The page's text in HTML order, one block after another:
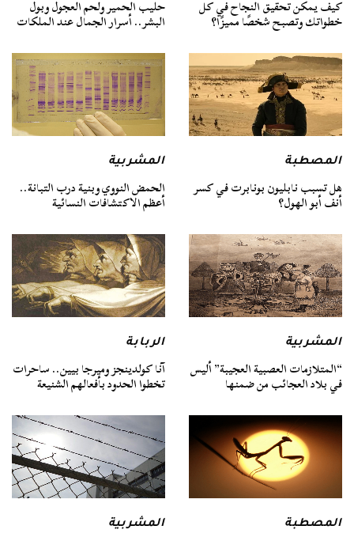
كيف يمكن تحقيق النجاح في كل
خطواتك وتصبح شخصًا مميزًا؟
حليب الحمير ولحم العجول وبول
البشر.. أسرار الجمال عند الملكات
المصطبة
هل تسبب نابليون بونابرت في كسر
أنف أبو الهول؟
المشربية
الحمض النووي وبنية درب التبانة..
أعظم الاكتشافات النسائية
المشربية
“المتلازمات العصبية العجيبة” أليس
في بلاد العجائب من ضمنها
الربابة
آنا كولدينجز وميرجا بيين.. ساحرات
تخطوا الحدود بأفعالهم الشنيعة
المصطبة المشربية